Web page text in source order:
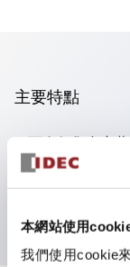
本網站使用
我們使用cookie
主要特點
可進行集合密
附鎖選擇開關